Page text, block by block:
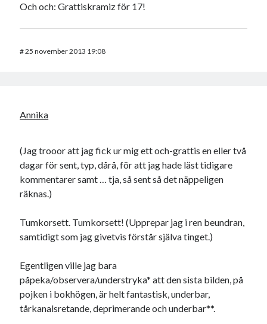
Och och: Grattiskramiz för 17!
#25 november 2013 19:08
Annika
(Jag trooor att jag fick ur mig ett och-grattis en eller två
dagar för sent, typ, dårå, för att jag hade läst tidigare
kommentarer samt … tja, så sent så det näppeligen
räknas.)
Tumkorsett. Tumkorsett! (Upprepar jag i ren beundran,
samtidigt som jag givetvis förstår själva tinget.)
Egentligen ville jag bara
påpeka/observera/understryka* att den sista bilden, på
pojken i bokhögen, är helt fantastisk, underbar,
tårkanalsretande, deprimerande och underbar**.